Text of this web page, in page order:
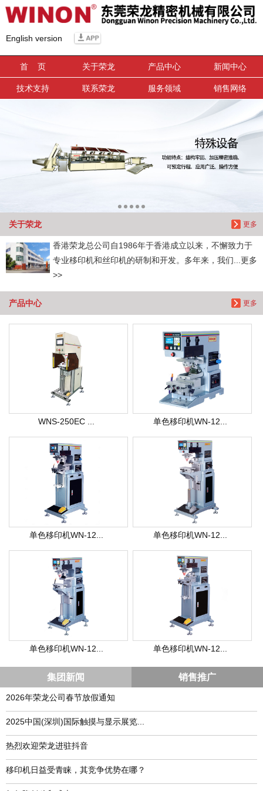
English version
首 页 关于荣龙 产品中心 新闻中心
技术支持 联系荣龙 服务领域 销售网络
更多
关于荣龙
香港荣龙总公司自1986年于香港成立以来，不懈致力于
专业移印机和丝印机的研制和开发。多年来，我们...更多
>>
更多
产品中心
WNS-250EC ... 单色移印机WN-12...
单色移印机WN-12... 单色移印机WN-12...
单色移印机WN-12... 单色移印机WN-12...
集团新闻 销售推广
2026年荣龙公司春节放假通知
​2025中国(深圳)国际触摸与显示展览...
热烈欢迎荣龙进驻抖音
移印机日益受青睐，其竞争优势在哪？
信息搜索
搜索